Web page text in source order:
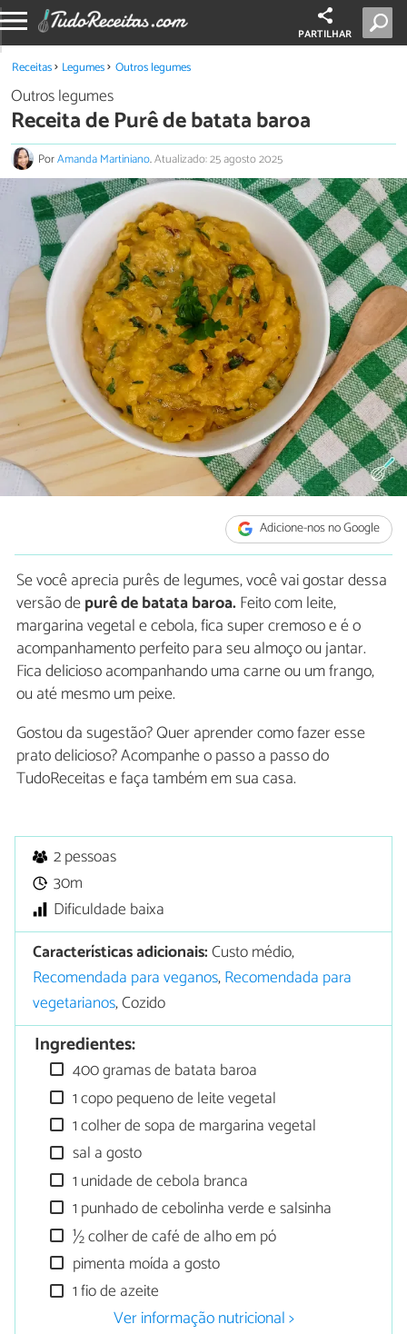
PARTILHAR
Receitas Legumes Outros legumes
Outros legumes
Receita de Purê de batata baroa
PorAmanda Martiniano.Atualizado: 25 agosto 2025
Adicione-nos no Google
Se você aprecia purês de legumes, você vai gostar dessa
versão depurê de batata baroa.Feito com leite,
margarina vegetal e cebola, fica super cremoso e é o
acompanhamento perfeito para seu almoço ou jantar.
Fica delicioso acompanhando uma carne ou um frango,
ou até mesmo um peixe.
Gostou da sugestão? Quer aprender como fazer esse
prato delicioso? Acompanhe o passo a passo do
TudoReceitas e faça também em sua casa.
2 pessoas
30m
Dificuldade baixa
Características adicionais:Custo médio,
Recomendada para veganos,Recomendada para
vegetarianos, Cozido
Ingredientes:
400 gramas de batata baroa
1 copo pequeno de leite vegetal
1 colher de sopa de margarina vegetal
sal a gosto
1 unidade de cebola branca
1 punhado de cebolinha verde e salsinha
½ colher de café de alho em pó
pimenta moída a gosto
1 fio de azeite
Ver informação nutricional >